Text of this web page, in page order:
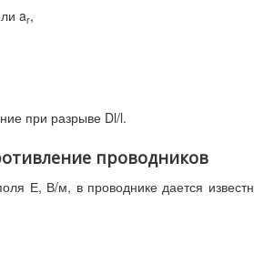
ar,
при разрыве Dl/l.
проводников
Е, В/м, в проводнике дается